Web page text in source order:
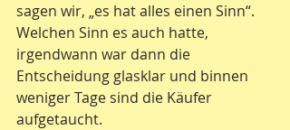
sagen wir, „es hat alles einen Sinn“.
Welchen Sinn es auch hatte,
irgendwann war dann die
Entscheidung glasklar und binnen
weniger Tage sind die Käufer
aufgetaucht.